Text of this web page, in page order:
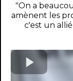
"On a
amènent les
c'est un